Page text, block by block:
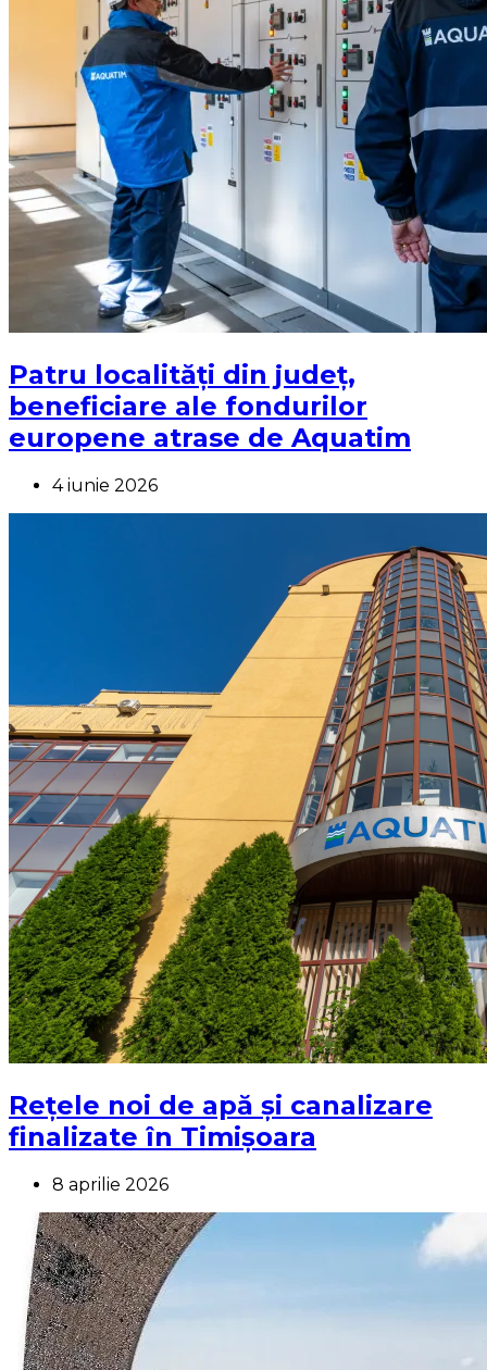
Patru localități din județ,
beneficiare ale fondurilor
europene atrase de Aquatim
4 iunie 2026
Rețele noi de apă și canalizare
finalizate în Timișoara
8 aprilie 2026